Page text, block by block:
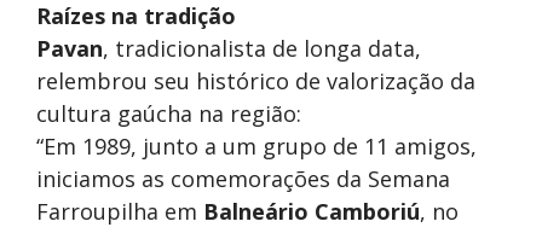
Raízes na tradição
Pavan, tradicionalista de longa data,
relembrou seu histórico de valorização da
cultura gaúcha na região:
“Em 1989, junto a um grupo de 11 amigos,
iniciamos as comemorações da Semana
Farroupilha em Balneário Camboriú, no